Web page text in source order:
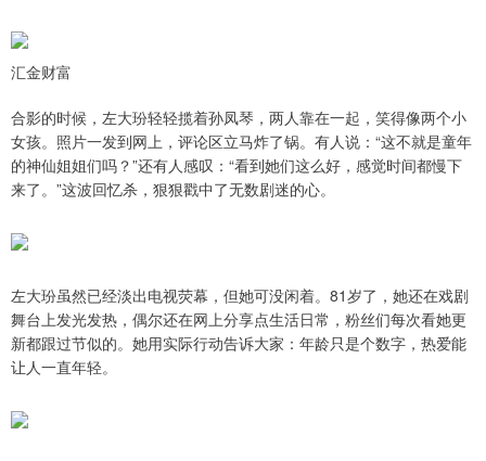
汇金财富
合影的时候，左大玢轻轻揽着孙凤琴，两人靠在一起，笑得像两个小
女孩。照片一发到网上，评论区立马炸了锅。有人说：“这不就是童年
的神仙姐姐们吗？”还有人感叹：“看到她们这么好，感觉时间都慢下
来了。”这波回忆杀，狠狠戳中了无数剧迷的心。
左大玢虽然已经淡出电视荧幕，但她可没闲着。81岁了，她还在戏剧
舞台上发光发热，偶尔还在网上分享点生活日常，粉丝们每次看她更
新都跟过节似的。她用实际行动告诉大家：年龄只是个数字，热爱能
让人一直年轻。